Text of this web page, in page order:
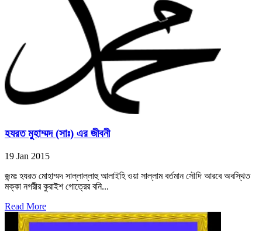
হযরত মুহাম্মদ (সাঃ) এর জীবনী
19 Jan 2015
জন্মঃ হযরত মোহাম্মদ সাল্লাল্লাহু আলাইহি ওয়া সাল্লাম বর্তমান সৌদি আরবে অবস্থিত
মক্কা নগরীর কুরাইশ গোত্রের বনি...
Read More